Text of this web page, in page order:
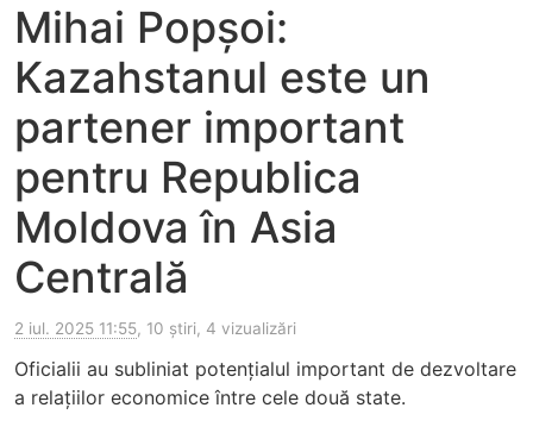
Mihai Popșoi:
Kazahstanul este un
partener important
pentru Republica
Moldova în Asia
Centrală
2 iul. 2025 11:55, 10 știri, 4 vizualizări
Oficialii au subliniat potențialul important de dezvoltare
a relațiilor economice între cele două state.